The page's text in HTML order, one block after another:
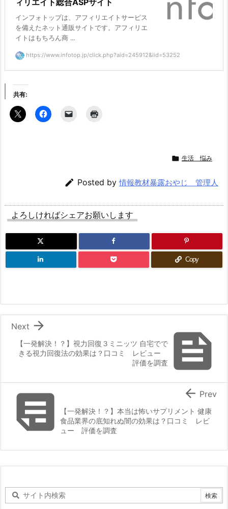
インフォトップは、アフィリエイトサービス
を備えたネット通販サイトです。アフィリエ
イトはもちろん商 ...
https://www.infotop.jp/click.php?aid=245912&iid=53252
共有:
 生活 悩み
 Posted by情報教材暴露おやじ 管理人
よろしければシェアお願いします
Copy

【一発解決！？】視力回復３ミニッツ 自宅でで
きる視力回復法の効果は？口コミ レビュー
評価を調査

Next
 【一発解決！？】本当は怖いサプリメント 健康
食品業界の底知れぬ闇の効果は？口コミ レビ
ュー 評価を調査
 Prev